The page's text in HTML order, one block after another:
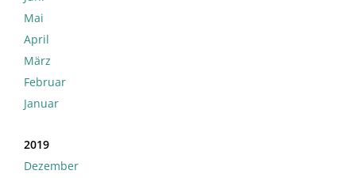
Mai
April
März
Februar
Januar
2019
Dezember